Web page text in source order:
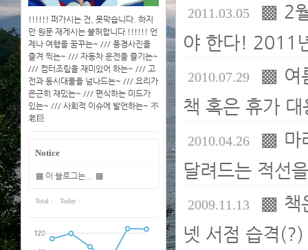
!!!!!! 퍼가시는 건, 못막습니다. 하지
만 원문 재게시는 불허합니다 !!!!!! 언
제나 여행을 꿈꾸는~ /// 풍경사진을
즐겨 찍는~ /// 자동차 운전을 즐기는~
/// 컴터조립을 재미있어 하는~ /// 고
전과 동시대물을 넘나드는~ /// 요리가
은근히 재밌는~ /// 편식하는 미드가
있는~ /// 사회적 이슈에 발언하는~ 不
老巨
Notice
▩ 이 블로그는... ▩
Total : Today :
2011.03.05 ▩ 2
야 한다! 2011
2010.07.29 ▩ 여
책 혹은 휴가
2010.04.26 ▩ 마
달려드는 적선
2009.11.13 ▩ 책
넷 서점 습격